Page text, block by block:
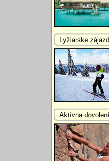
Lyžiarske
Aktívna